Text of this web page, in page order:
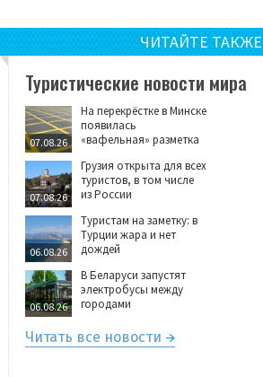
ЧИТАЙТЕ ТАКЖЕ
Туристические новости мира
07.08.26
На перекрёстке в Минске
появилась
«вафельная» разметка
07.08.26
Грузия открыта для всех
туристов, в том числе
из России
06.08.26
Туристам на заметку: в
Турции жара и нет
дождей
06.08.26
В Беларуси запустят
электробусы между
городами
Читать все новости